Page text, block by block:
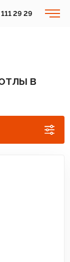
29 29
В